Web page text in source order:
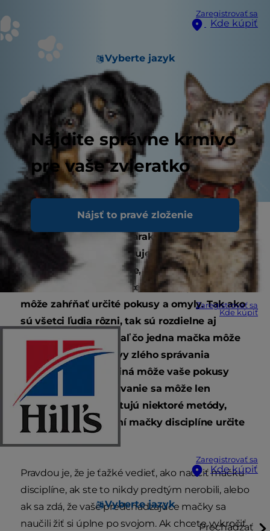
Zaregistrovať sa
Kde kúpiť
Vyberte jazyk
Nájdite správne krmivo
pre vaše zvieratko
Nájsť to pravé zloženie
Zaregistrovať sa
Kde kúpiť
Zaregistrovať sa
Kde kúpiť
Vyberte jazyk
Prechádzať
Svoju mačku milujete, no váš chlpatý priateľ
má určite nezávislý charakter a niekedy môže
byť dosť divoký.
Potrebujete vedieť, ako
naučiť mačku disciplíne, ale možno neviete,
kde začať.
Efektívne učenie mačky disciplíne
môže zahŕňať určité pokusy a omyly. Tak ako
sú všetci ľudia rôzni, tak sú rozdielne aj
všetky zvieratá. Zatiaľ čo jedna mačka môže
na určitý štýl nápravy zlého správania
reagovať pozitívne, iná môže vaše pokusy
odmietnuť a jej správanie sa môže len
zhoršiť. Navyše existujú niektoré metódy,
ktoré by ste pri učení mačky disciplíne určite
Pravdou je, že je ťažké vedieť, ako naučiť mačku
disciplíne, ak ste to nikdy predtým nerobili, alebo
ak sa zdá, že vaše predchádzajúce mačky sa
naučili žiť si úplne po svojom. Ak chcete vykročiť